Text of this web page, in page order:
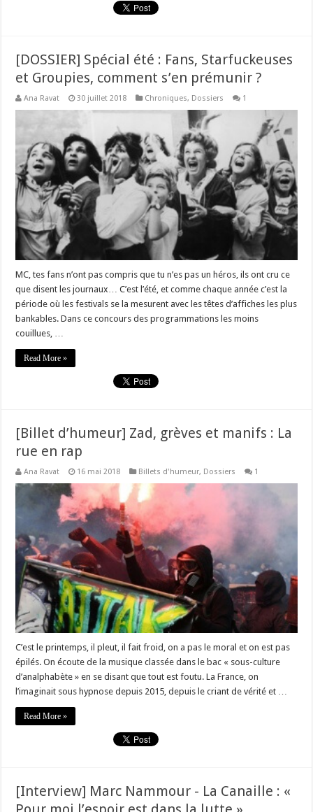
[DOSSIER] Spécial été : Fans, Starfuckeuses
et Groupies, comment s’en prémunir ?
Ana Ravat 30 juillet 2018 Chroniques, Dossiers 1
MC, tes fans n’ont pas compris que tu n’es pas un héros, ils ont cru ce
que disent les journaux… C’est l’été, et comme chaque année c’est la
période où les festivals se la mesurent avec les têtes d’affiches les plus
bankables. Dans ce concours des programmations les moins
couillues, …
Read More »
[Billet d’humeur] Zad, grèves et manifs : La
rue en rap
Ana Ravat 16 mai 2018 Billets d'humeur, Dossiers 1
C’est le printemps, il pleut, il fait froid, on a pas le moral et on est pas
épilés. On écoute de la musique classée dans le bac « sous-culture
d’analphabète » en se disant que tout est foutu. La France, on
l’imaginait sous hypnose depuis 2015, depuis le criant de vérité et …
Read More »
[Interview] Marc Nammour - La Canaille : «